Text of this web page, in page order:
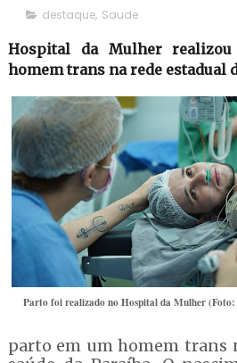
destaque, Saude
Hospital da Mulher
homem trans na rede estadual
Parto foi realizado no Hospital da Mulher (Foto:
parto em um homem trans